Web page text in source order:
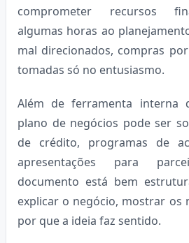
comprometer recursos
algumas horas ao
mal direcionados, compras
tomadas só no entusiasmo.
Além de ferramenta interna
plano de negócios pode ser
de crédito, programas de
apresentações para
documento está bem
explicar o negócio, mostrar os
por que a ideia faz sentido.